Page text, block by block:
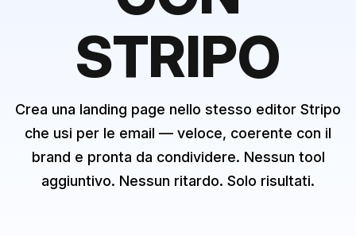
STRIPO
Crea una landing page nello stesso editor Stripo
che usi per le email — veloce, coerente con il
brand e pronta da condividere. Nessun tool
aggiuntivo. Nessun ritardo. Solo risultati.